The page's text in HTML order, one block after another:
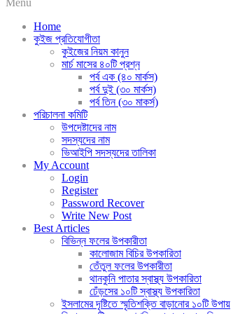
Menu
Home
কুইজ প্রতিযোগীতা
কুইজের নিয়ম কানুন
মার্চ মাসের ৪০টি প্রশ্ন
পর্ব এক (৪০ মার্কস)
পর্ব দুই (৩০ মার্কস)
পর্ব তিন (৩০ মাকর্স)
পরিচালনা কমিটি
উপদেষ্টাদের নাম
সদস্যদের নাম
ভিআইপি সদস্যদের তালিকা
My Account
Login
Register
Password Recover
Write New Post
Best Articles
বিভিন্ন ফলের উপকারীতা
কালোজাম বিচির উপকারিতা
তেঁতুল ফলের উপকারীতা
থানকুনি পাতার স্বাস্থ্য উপকারিতা
ঢেঁড়সের ১০টি স্বাস্থ্য উপকারিতা
ইসলামের দৃষ্টিতে স্মৃতিশক্তি বাড়ানোর ১০টি উপায়